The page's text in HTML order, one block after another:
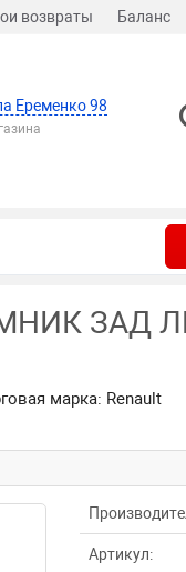
возвраты Баланс
Еременко 98
ЗАД
марка: Renault
Артикул: